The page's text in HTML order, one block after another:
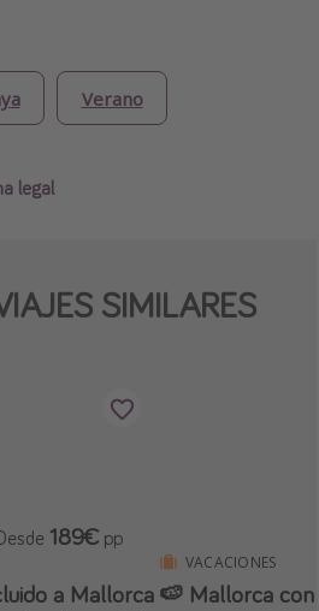
Verano
legal
SIMILARES
a Mallorca
189€ pp
VACACIONES
🍉 Mallorca